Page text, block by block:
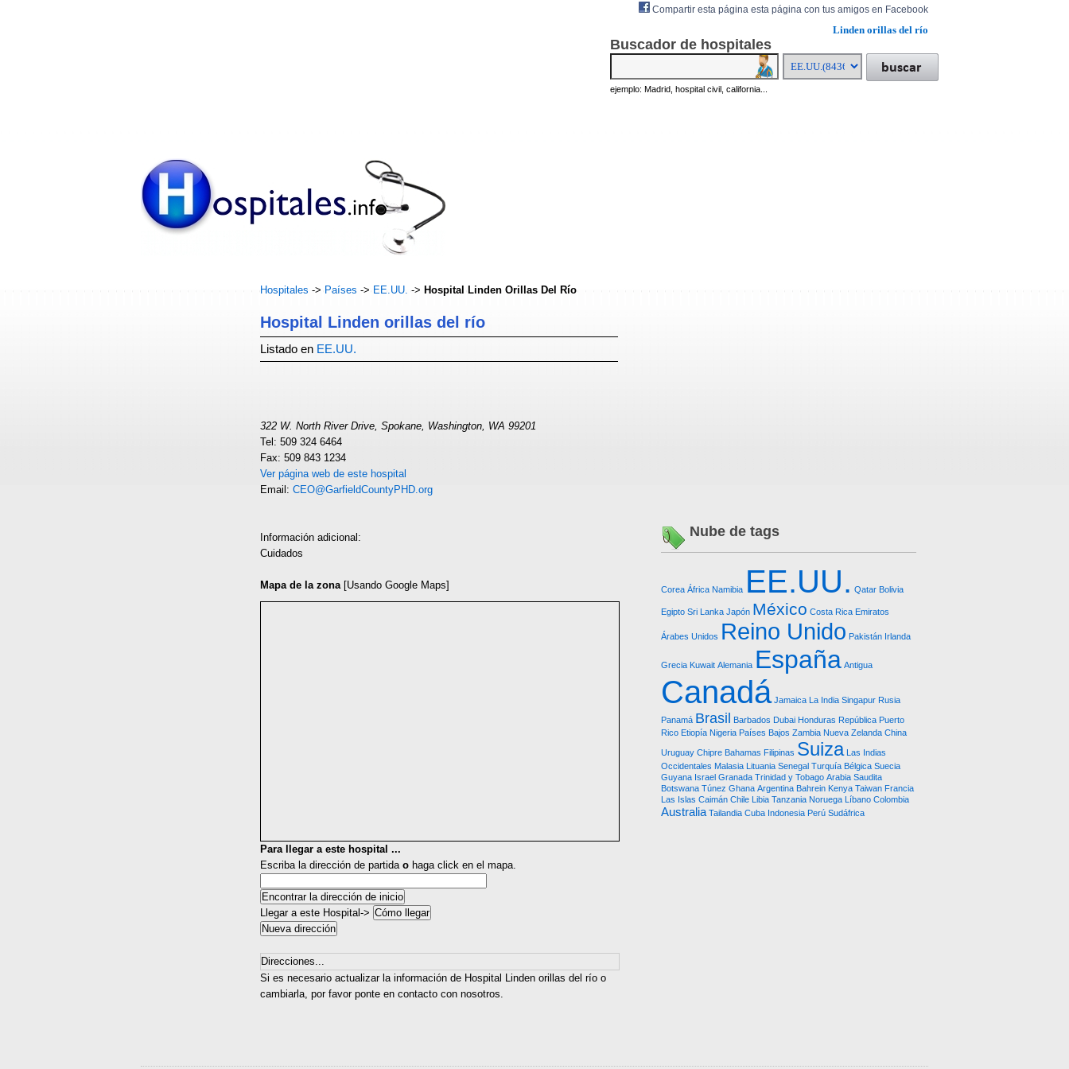
Linden orillas del río
Buscador de hospitales
ejemplo: Madrid, hospital civil, california...
Hospitales -> Países -> EE.UU. -> Hospital Linden Orillas Del Río
Hospital Linden orillas del río
Listado en EE.UU.
322 W. North River Drive, Spokane, Washington, WA 99201
Tel: 509 324 6464
Fax: 509 843 1234
Ver página web de este hospital
Email: CEO@GarfieldCountyPHD.org
Información adicional:
Cuidados
Mapa de la zona[Usando Google Maps]
Para llegar a este hospital ...
Escriba la dirección de partida o haga click en el mapa.
Llegar a este Hospital->
Direcciones...
Si es necesario actualizar la información de Hospital Linden orillas del río o
cambiarla, por favor ponte en contacto con nosotros.
Nube de tags
Corea África Namibia EE.UU. Qatar Bolivia
Egipto Sri Lanka Japón México Costa Rica Emiratos
Árabes Unidos Reino Unido Pakistán Irlanda
Grecia Kuwait Alemania España Antigua
Canadá Jamaica La India Singapur Rusia
Panamá Brasil Barbados Dubai Honduras República Puerto
Rico Etiopía Nigeria Países Bajos Zambia Nueva Zelanda China
Uruguay Chipre Bahamas Filipinas Suiza Las Indias
Occidentales Malasia Lituania Senegal Turquía Bélgica Suecia
Guyana Israel Granada Trinidad y Tobago Arabia Saudita
Botswana Túnez Ghana Argentina Bahrein Kenya Taiwan Francia
Las Islas Caimán Chile Libia Tanzania Noruega Líbano Colombia
Australia Tailandia Cuba Indonesia Perú Sudáfrica
Compartir esta página esta página con tus amigos en Facebook